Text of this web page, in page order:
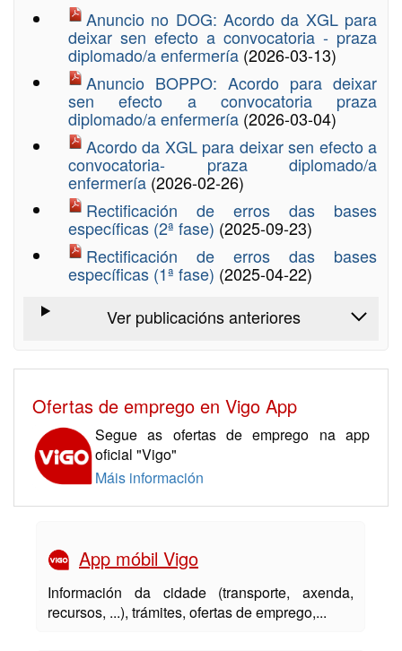
Anuncio no DOG: Acordo da XGL para
deixar sen efecto a convocatoria - praza
diplomado/a enfermería (2026-03-13)
Anuncio BOPPO: Acordo para deixar
sen efecto a convocatoria praza
diplomado/a enfermería (2026-03-04)
Acordo da XGL para deixar sen efecto a
convocatoria- praza diplomado/a
enfermería (2026-02-26)
Rectificación de erros das bases
específicas (2ª fase) (2025-09-23)
Rectificación de erros das bases
específicas (1ª fase) (2025-04-22)
Ver publicacións anteriores
Ofertas de emprego en Vigo App
Segue as ofertas de emprego na app
oficial "Vigo"
Máis información
App móbil Vigo
Información da cidade (transporte, axenda,
recursos, ...), trámites, ofertas de emprego,...